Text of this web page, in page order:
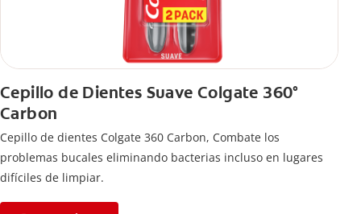
Cepillo de Dientes Suave Colgate 360°
Carbon
Cepillo de dientes Colgate 360 ​​Carbon, Combate los
problemas bucales eliminando bacterias incluso en lugares
difíciles de limpiar.